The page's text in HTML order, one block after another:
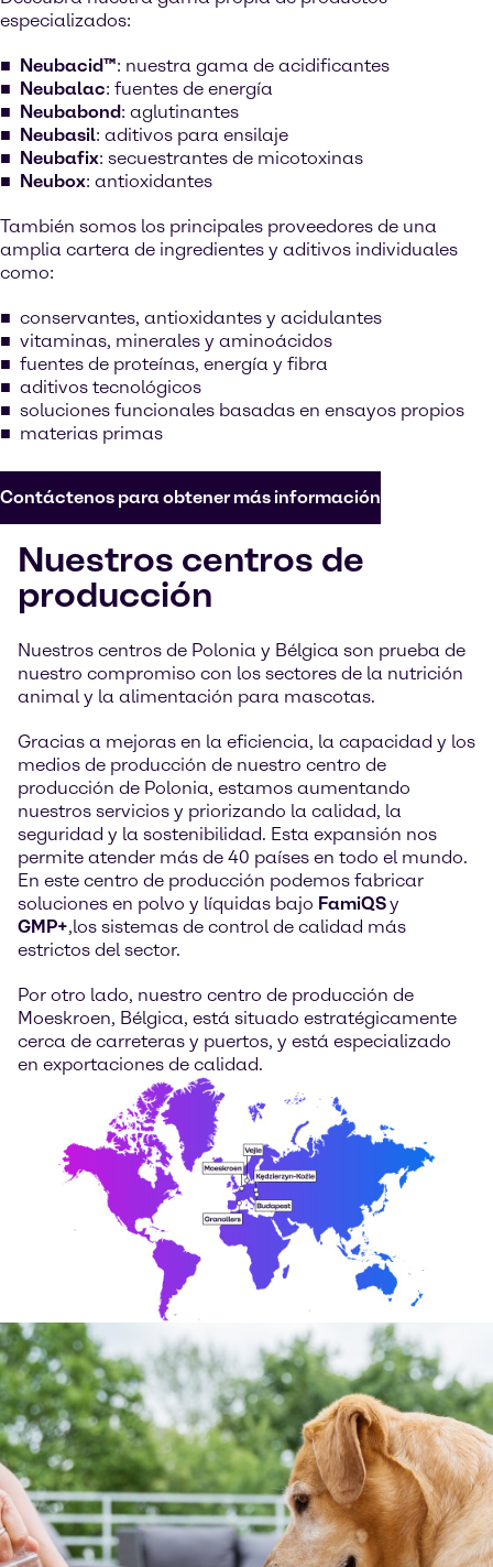
especializados:
Neubacid™: nuestra gama de acidificantes
Neubalac: fuentes de energía
Neubabond: aglutinantes
Neubasil: aditivos para ensilaje
Neubafix: secuestrantes de micotoxinas
Neubox: antioxidantes
También somos los principales proveedores de una
amplia cartera de ingredientes y aditivos individuales
como:
conservantes, antioxidantes y acidulantes
vitaminas, minerales y aminoácidos
fuentes de proteínas, energía y fibra
aditivos tecnológicos
soluciones funcionales basadas en ensayos propios
materias primas
Contáctenos para obtener más información
Nuestros centros de
producción
Nuestros centros de Polonia y Bélgica son prueba de
nuestro compromiso con los sectores de la nutrición
animal y la alimentación para mascotas.
Gracias a mejoras en la eficiencia, la capacidad y los
medios de producción de nuestro centro de
producción de Polonia, estamos aumentando
nuestros servicios y priorizando la calidad, la
seguridad y la sostenibilidad. Esta expansión nos
permite atender más de 40 países en todo el mundo.
En este centro de producción podemos fabricar
soluciones en polvo y líquidas bajo FamiQSy
GMP+,los sistemas de control de calidad más
estrictos del sector.
Por otro lado, nuestro centro de producción de
Moeskroen, Bélgica, está situado estratégicamente
cerca de carreteras y puertos, y está especializado
en exportaciones de calidad.